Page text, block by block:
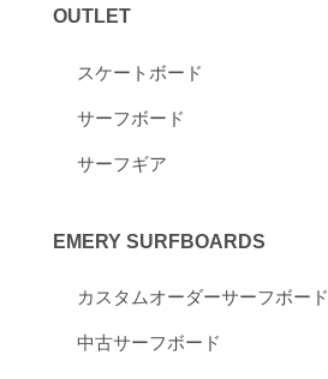
OUTLET
スケートボード
サーフボード
サーフギア
EMERY SURFBOARDS
カスタムオーダーサーフボード
中古サーフボード